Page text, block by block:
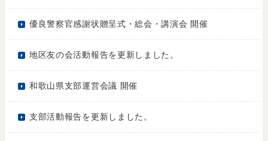
優良警察官感謝状贈呈式・総会・講演会 開催
地区友の会活動報告を更新しました。
和歌山県支部運営会議 開催
支部活動報告を更新しました。